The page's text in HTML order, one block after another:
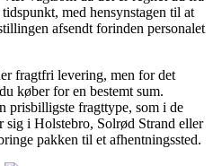
med hensynstagen til at
afsendt forinden personalet
fragtfri levering, men for det
køber for en bestemt sum.
prisbilligste fragttype, som i de
i Holstebro, Solrød Strand eller
pakken til et afhentningssted.